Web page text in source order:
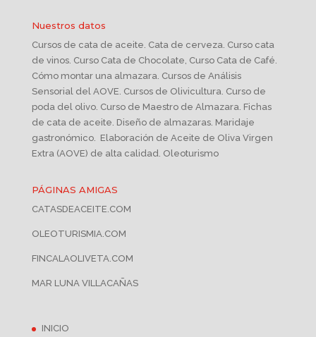
Nuestros datos
Cursos de cata de aceite. Cata de cerveza. Curso cata
de vinos. Curso Cata de Chocolate, Curso Cata de Café.
Cómo montar una almazara. Cursos de Análisis
Sensorial del AOVE. Cursos de Olivicultura. Curso de
poda del olivo. Curso de Maestro de Almazara. Fichas
de cata de aceite. Diseño de almazaras. Maridaje
gastronómico. Elaboración de Aceite de Oliva Virgen
Extra (AOVE) de alta calidad. Oleoturismo
PÁGINAS AMIGAS
CATASDEACEITE.COM
OLEOTURISMIA.COM
FINCALAOLIVETA.COM
MAR LUNA VILLACAÑAS
INICIO